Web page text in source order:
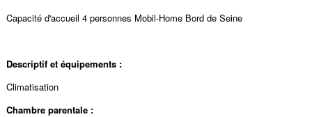
Capacité d'accueil 4 personnes Mobil-Home Bord de Seine
Descriptif et équipements :
Climatisation
Chambre parentale :